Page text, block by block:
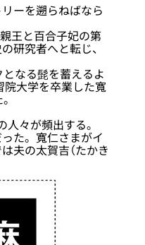
ーを遡らねばなら
王と百合子妃の第
研究者へと転じ、
なる髭を蓄えるよ
大学を卒業した寬
人々が頻出する。
た。寬仁さまがイ
夫の太賀吉（たかき